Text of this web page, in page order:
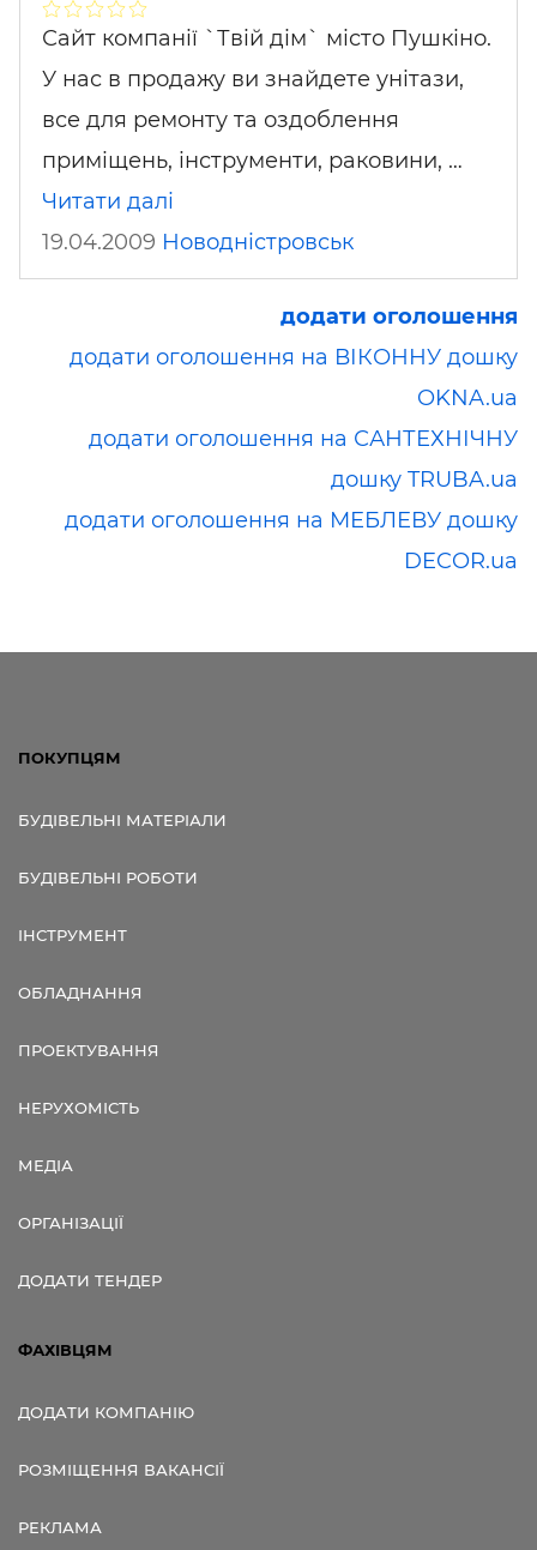
Сайт компанії `Твій дім` місто Пушкіно.
У нас в продажу ви знайдете унітази,
все для ремонту та оздоблення
приміщень, інструменти, раковини, …
Читати далі
19.04.2009 Новодністровськ
додати оголошення
додати оголошення на ВІКОННУ дошку
OKNA.ua
додати оголошення на САНТЕХНІЧНУ
дошку TRUBA.ua
додати оголошення на МЕБЛЕВУ дошку
DECOR.ua
ПОКУПЦЯМ
БУДІВЕЛЬНІ МАТЕРІАЛИ
БУДІВЕЛЬНІ РОБОТИ
ІНСТРУМЕНТ
ОБЛАДНАННЯ
ПРОЕКТУВАННЯ
НЕРУХОМІСТЬ
МЕДІА
ОРГАНІЗАЦІЇ
ДОДАТИ ТЕНДЕР
ФАХІВЦЯМ
ДОДАТИ КОМПАНІЮ
РОЗМІЩЕННЯ ВАКАНСІЇ
РЕКЛАМА